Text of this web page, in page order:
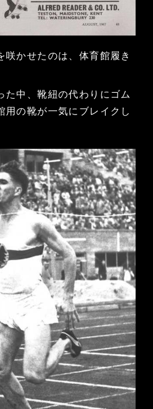
咲かせたのは、体育館履き
た中、靴紐の代わりにゴム
用の靴が一気にブレイクし